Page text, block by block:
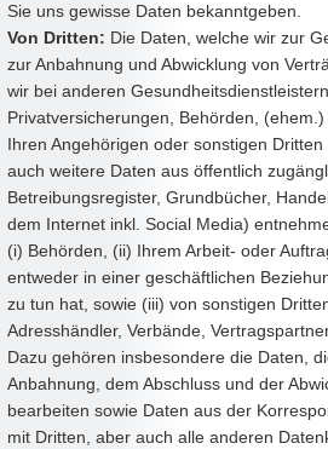
Sie uns gewisse Daten bekanntgeben.
Von Dritten: Die Daten, welche wir zur
zur Anbahnung und Abwicklung von
wir bei anderen
Privatversicherungen, Behörden,
Ihren Angehörigen oder sonstigen
auch weitere Daten aus öffentlich
Betreibungsregister, Grundbücher,
dem Internet inkl. Social Media)
(i) Behörden, (ii) Ihrem Arbeit- oder
entweder in einer geschäftlichen
zu tun hat, sowie (iii) von sonstigen
Adresshändler, Verbände,
Dazu gehören insbesondere die Daten,
Anbahnung, dem Abschluss und der
bearbeiten sowie Daten aus der
mit Dritten, aber auch alle anderen